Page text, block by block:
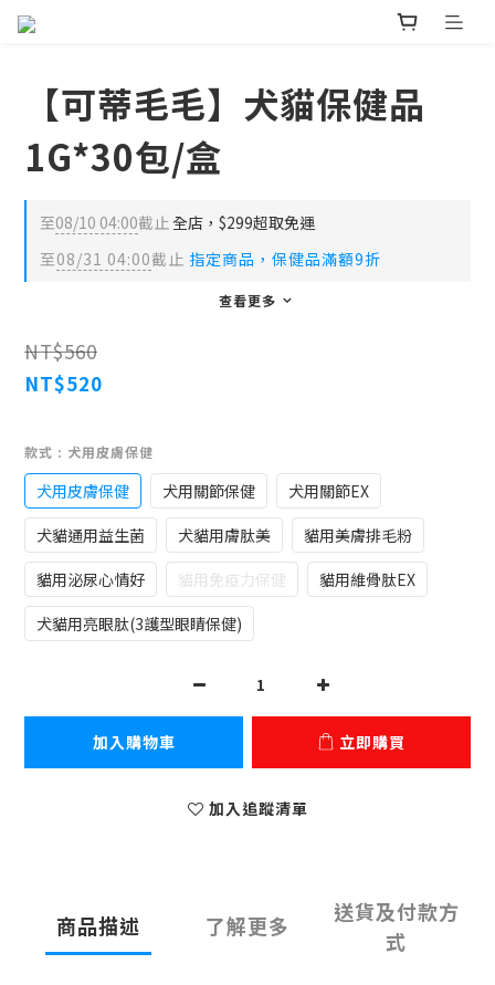
【可蒂毛毛】犬貓保健品
1G*30包/盒
至08/10 04:00截止全店，$299超取免運
至08/31 04:00截止 指定商品，保健品滿額9折
查看更多
NT$560
NT$520
款式 : 犬用皮膚保健
犬用皮膚保健 犬用關節保健
犬用關節EX
犬貓通用益生菌
犬貓用膚肽美
貓用美膚排毛粉
貓用泌尿心情好
貓用免疫力保健
貓用維骨肽EX
犬貓用亮眼肽(3護型眼睛保健)
加入購物車 立即購買
加入追蹤清單
商品描述 了解更多
送貨及付款方
式